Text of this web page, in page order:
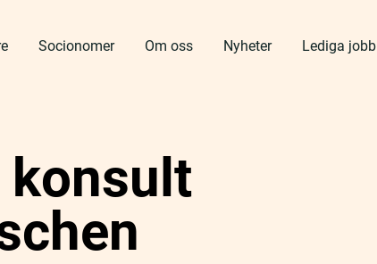
Socionomer Om oss Nyheter Lediga jobb
konsult